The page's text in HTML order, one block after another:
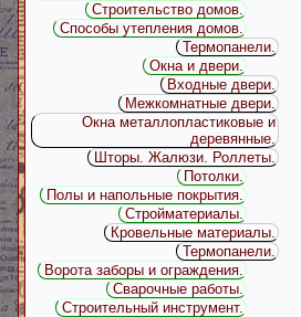
Строительство домов.
Способы утепления домов.
Термопанели.
Окна и двери.
Входные двери.
Межкомнатные двери.
Окна металлопластиковые и
деревянные.
Шторы. Жалюзи. Роллеты.
Потолки.
Полы и напольные покрытия.
Стройматериалы.
Кровельные материалы.
Термопанели.
Ворота заборы и ограждения.
Сварочные работы.
Строительный инструмент.